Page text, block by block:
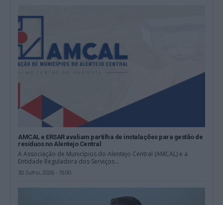
AMCAL e ERSAR avaliam partilha de instalações para gestão de
resíduos no Alentejo Central
A Associação de Municípios do Alentejo Central (AMCAL) e a
Entidade Reguladora dos Serviços...
30 Julho, 2026 - 15:00